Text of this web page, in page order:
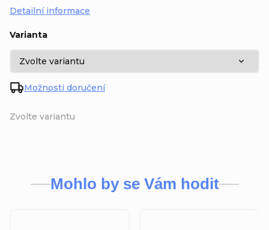
Zvolte variantu
Varianta
Možnosti doručení
Detailní informace
Mohlo by se Vám hodit